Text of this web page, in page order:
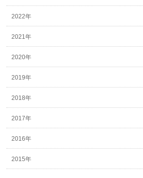
2022年
2021年
2020年
2019年
2018年
2017年
2016年
2015年